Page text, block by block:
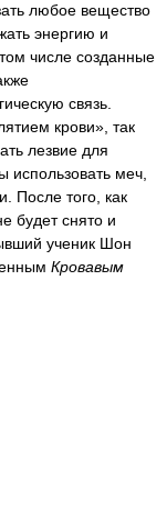
любое вещество
энергию и
числе созданные
связь.
крови», так
лезвие для
использовать меч,
После того, как
будет снято и
ученик Шон
Кровавым